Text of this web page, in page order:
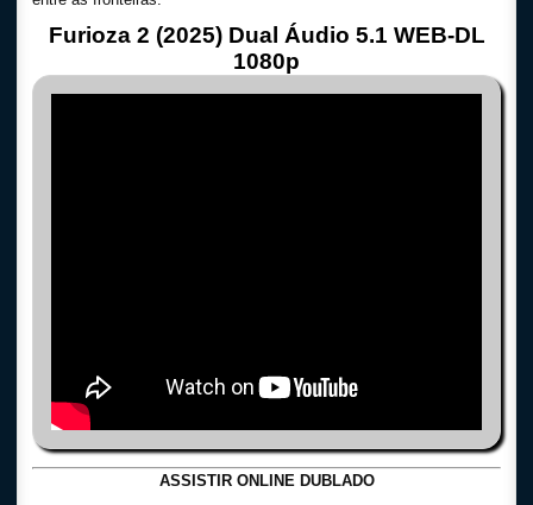
Furioza 2 (2025) Dual Áudio 5.1 WEB-DL
1080p
ASSISTIR ONLINE DUBLADO